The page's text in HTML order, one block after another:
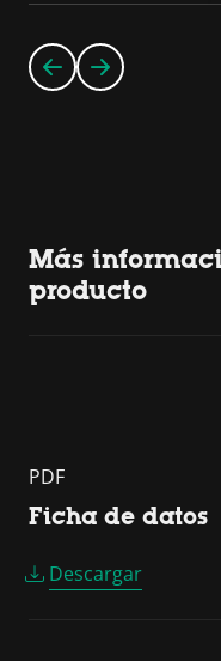
Más
producto
PDF
Ficha de datos
Descargar